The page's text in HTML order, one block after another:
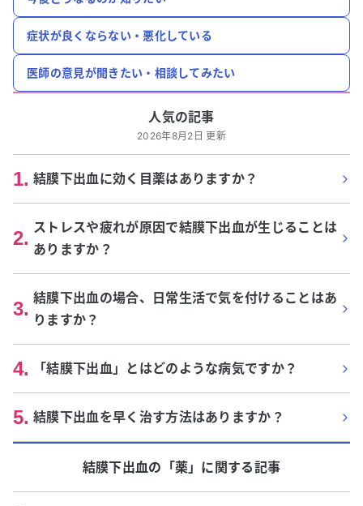
症状が良くならない・悪化している
医師の意見が聞きたい・相談してみたい
人気の記事
2026年8月2日 更新
1. 結膜下出血に効く目薬はありますか？
2. ストレスや疲れが原因で結膜下出血が生じることは
ありますか？
3. 結膜下出血の場合、日常生活で気を付けることはあ
りますか？
4. 「結膜下出血」とはどのような病気ですか？
5. 結膜下出血を早く治す方法はありますか？
結膜下出血の「薬」に関する記事